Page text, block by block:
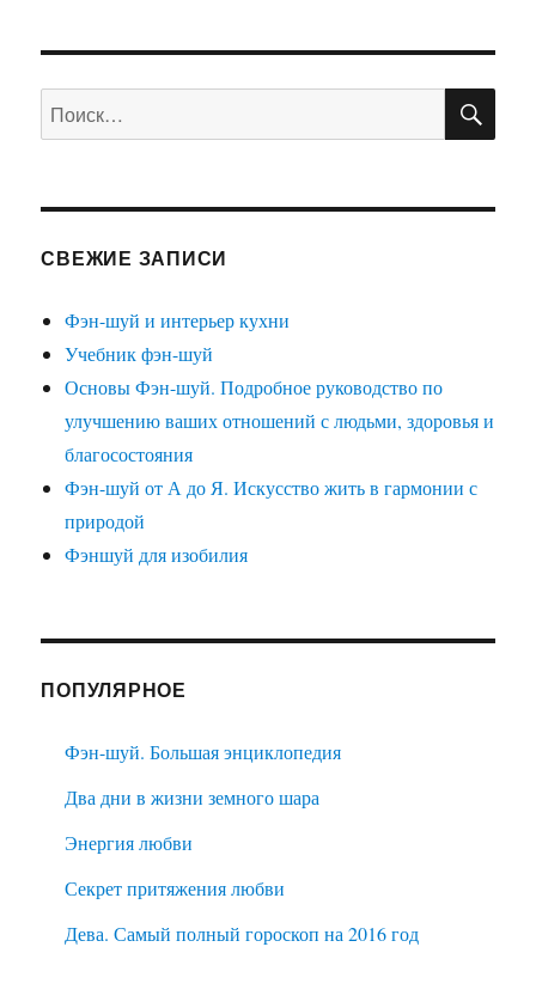
Искать:
СВЕЖИЕ ЗАПИСИ
Фэн-шуй и интерьер кухни
Учебник фэн-шуй
Основы Фэн-шуй. Подробное руководство по
улучшению ваших отношений с людьми, здоровья и
благосостояния
Фэн-шуй от А до Я. Искусство жить в гармонии с
природой
Фэншуй для изобилия
ПОПУЛЯРНОЕ
Фэн-шуй. Большая энциклопедия
Два дни в жизни земного шара
Энергия любви
Секрет притяжения любви
Дева. Самый полный гороскоп на 2016 год